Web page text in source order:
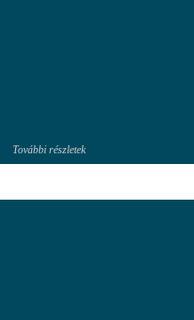
További részletek